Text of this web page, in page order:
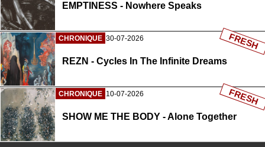
EMPTINESS - Nowhere Speaks
CHRONIQUE 30-07-2026
REZN - Cycles In The Infinite Dreams
FRESH
CHRONIQUE 10-07-2026
SHOW ME THE BODY - Alone Together
FRESH